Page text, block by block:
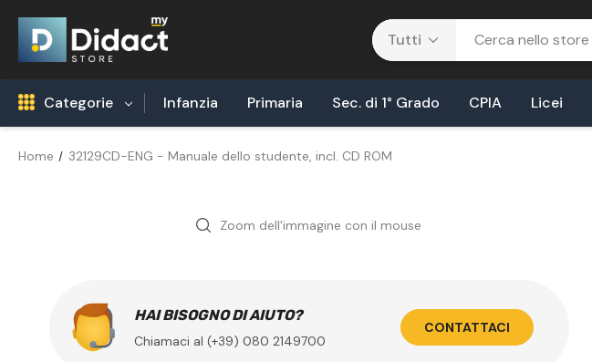
Categorie
Areonautica & Aereospazio
Agricoltura
Infanzia Primaria Sec. di 1° Grado CPIA Licei
Home 32129CD-ENG - Manuale dello studente, incl. CD ROM
Zoom dell'immagine con il mouse
HAI BISOGNO DI AIUTO?
Chiamaci al (+39) 080 2149700
CONTATTACI